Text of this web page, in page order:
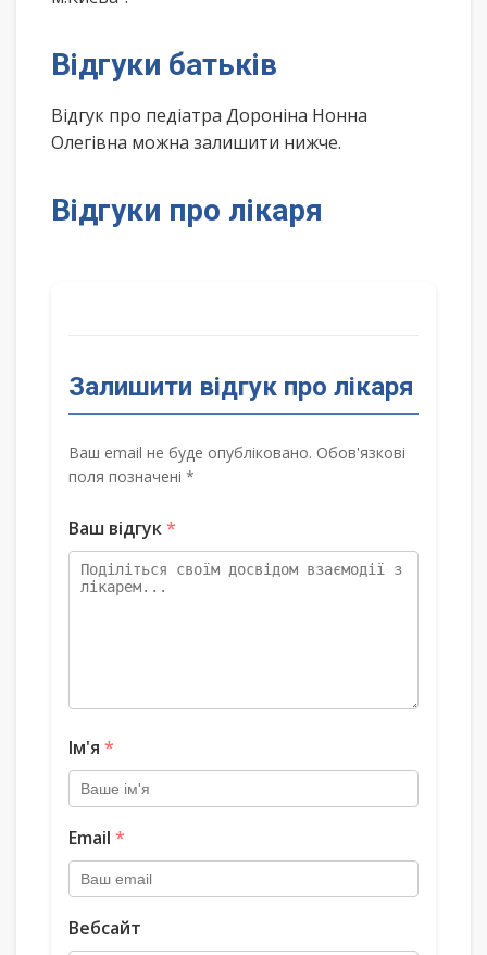
Відгуки батьків
Відгук про педіатра Дороніна Нонна
Олегівна можна залишити нижче.
Відгуки про лікаря
Залишити відгук про лікаря
Ваш email не буде опубліковано. Обов'язкові
поля позначені *
Ваш відгук*
Ім'я *
Email *
Вебсайт